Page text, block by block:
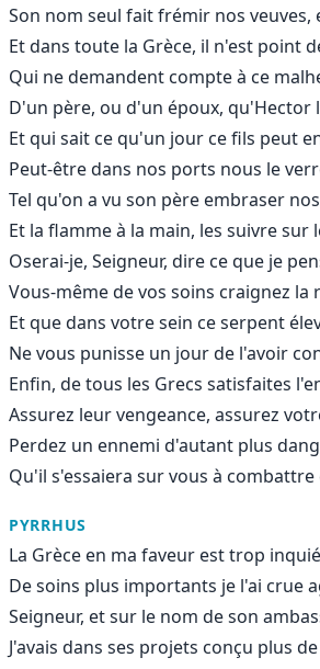
Son nom seul fait frémir nos veuves,
Et dans toute la Grèce, il n'est point
Qui ne demandent compte à ce
D'un père, ou d'un époux, qu'Hector
Et qui sait ce qu'un jour ce fils peut
Peut-être dans nos ports nous le
Tel qu'on a vu son père embraser
Et la flamme à la main, les suivre sur
Oserai-je, Seigneur, dire ce que je
Vous-même de vos soins craignez la
Et que dans votre sein ce serpent
Ne vous punisse un jour de l'avoir
Enfin, de tous les Grecs satisfaites
Assurez leur vengeance, assurez
Perdez un ennemi d'autant plus
Qu'il s'essaiera sur vous à combattre
PYRRHUS
La Grèce en ma faveur est trop
De soins plus importants je l'ai crue
Seigneur, et sur le nom de son
J'avais dans ses projets conçu plus